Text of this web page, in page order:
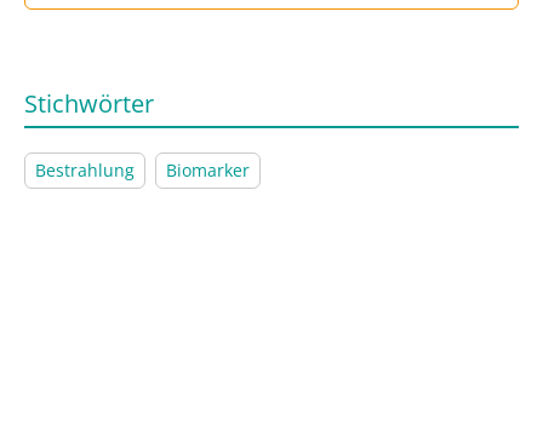
Stichwörter
Bestrahlung Biomarker